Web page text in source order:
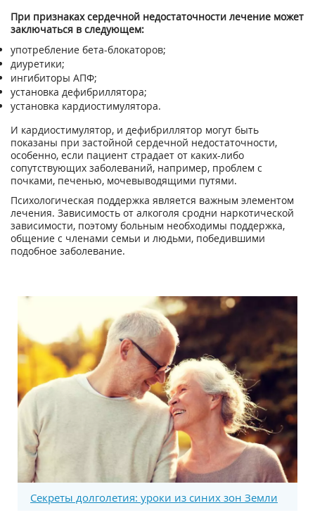
При признаках сердечной недостаточности лечение может
заключаться в следующем:
употребление бета-блокаторов;
диуретики;
ингибиторы АПФ;
установка дефибриллятора;
установка кардиостимулятора.
И кардиостимулятор, и дефибриллятор могут быть
показаны при застойной сердечной недостаточности,
особенно, если пациент страдает от каких-либо
сопутствующих заболеваний, например, проблем с
почками, печенью, мочевыводящими путями.
Психологическая поддержка является важным элементом
лечения. Зависимость от алкоголя сродни наркотической
зависимости, поэтому больным необходимы поддержка,
общение с членами семьи и людьми, победившими
подобное заболевание.
Секреты долголетия: уроки из синих зон Земли